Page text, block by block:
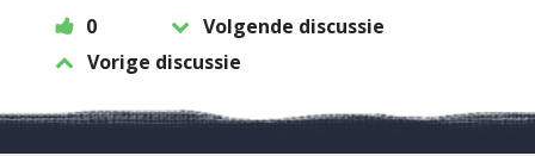
0
Volgende discussie
Vorige discussie